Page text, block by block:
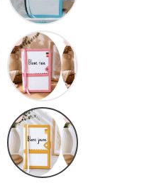
Blanc
fuschia
Blanc
anis